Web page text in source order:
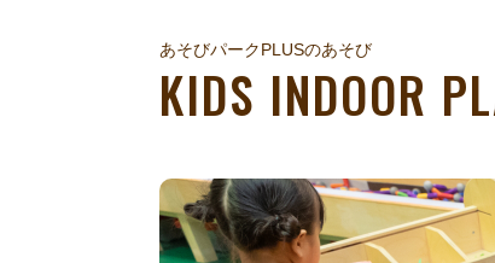
あそびパークPLUSのあそび
KIDS INDOOR